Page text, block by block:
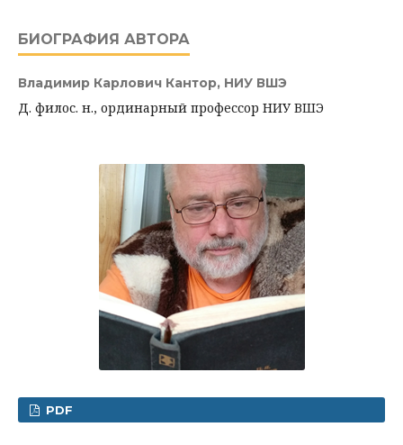
БИОГРАФИЯ АВТОРА
Владимир Карлович Кантор, НИУ ВШЭ
Д. филос. н., ординарный профессор НИУ ВШЭ
PDF